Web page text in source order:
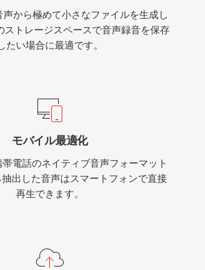
から極めて小さなファイルを生成し
トレージスペースで音声録音を保存
たい場合に最適です。
モバイル最適化
電話のネイティブ音声フォーマット
出した音声はスマートフォンで直接
再生できます。